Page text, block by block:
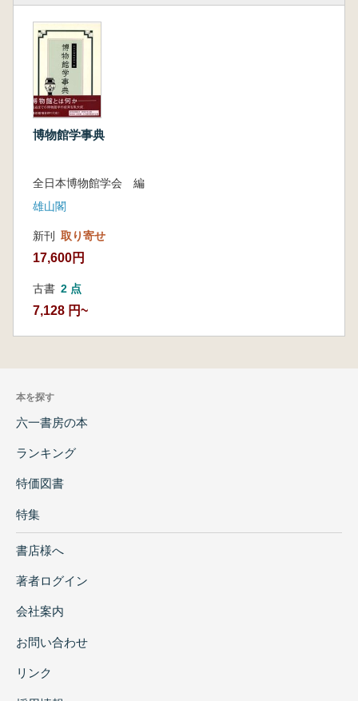
博物館学事典
全日本博物館学会 編
雄山閣
新刊 取り寄せ
17,600円
古書 2 点
7,128 円~
本を探す
六一書房の本
ランキング
特価図書
特集
書店様へ
著者ログイン
会社案内
お問い合わせ
リンク